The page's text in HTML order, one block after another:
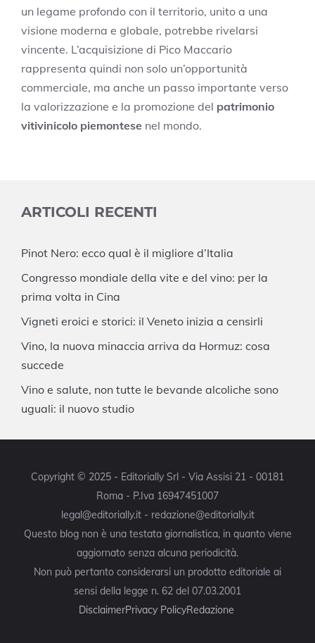
un legame profondo con il territorio, unito a una
visione moderna e globale, potrebbe rivelarsi
vincente. L’acquisizione di Pico Maccario
rappresenta quindi non solo un’opportunità
commerciale, ma anche un passo importante verso
la valorizzazione e la promozione del patrimonio
vitivinicolo piemontese nel mondo.
ARTICOLI RECENTI
Pinot Nero: ecco qual è il migliore d’Italia
Congresso mondiale della vite e del vino: per la
prima volta in Cina
Vigneti eroici e storici: il Veneto inizia a censirli
Vino, la nuova minaccia arriva da Hormuz: cosa
succede
Vino e salute, non tutte le bevande alcoliche sono
uguali: il nuovo studio
Copyright © 2025 - Editorially Srl - Via Assisi 21 - 00181
Roma - P.Iva 16947451007
legal@editorially.it - redazione@editorially.it
Questo blog non è una testata giornalistica, in quanto viene
aggiornato senza alcuna periodicità.
Non può pertanto considerarsi un prodotto editoriale ai
sensi della legge n. 62 del 07.03.2001
DisclaimerPrivacy PolicyRedazione